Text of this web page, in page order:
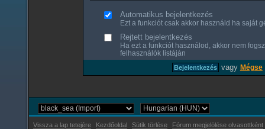
Automatikus bejelentkezés
Ezt a funkciót csak akkor használd ha saját
Rejtett bejelentkezés
Ha ezt a funkciót használod, akkor nem
felhasználók listáján
vagy Mégse
Vissza a lap tetejére Kezdőoldal Sütik törlése Fórum megjelölése olvasottként